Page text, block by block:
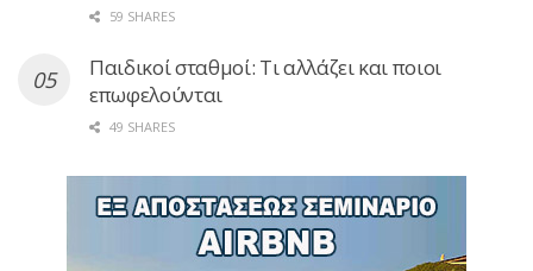
59 SHARES
Παιδικοί σταθμοί: Τι αλλάζει και ποιοι
επωφελούνται
49 SHARES